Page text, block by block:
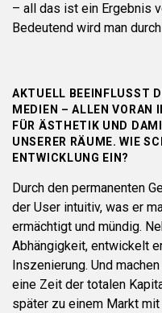
– all das ist ein Ergebnis
Bedeutend wird man
AKTUELL BEEINFLUSST
MEDIEN – ALLEN VORAN
FÜR ÄSTHETIK UND
UNSERER RÄUME. WIE
ENTWICKLUNG EIN?
Durch den permanenten
der User intuitiv, was er
ermächtigt und mündig.
Abhängigkeit, entwickelt
Inszenierung. Und
eine Zeit der totalen
später zu einem Markt